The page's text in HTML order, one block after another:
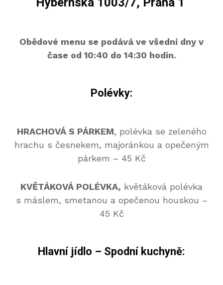
Obědové menu se podává ve všední dny v
čase od 10:40 do 14:30 hodin.
Polévky:
HRACHOVÁ S PÁRKEM, polévka se zeleného
hrachu s česnekem, majoránkou a opečeným
párkem – 45 Kč
KVĚTÁKOVÁ POLÉVKA, květáková polévka
s máslem, smetanou a opečenou houskou –
45 Kč
Hlavní jídlo – Spodní kuchyně: